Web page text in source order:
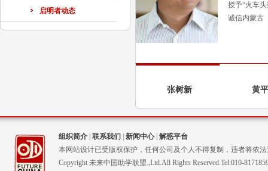
启明者动态
授予“火车
诚信内蒙古
张树新 黄
组织简介 联系我们 新闻中心| 解惑平台
本网站设计已受版权保护，任何公司及个人不得复制，违者将依
Copyright 未来中国助学联盟.,Ltd.All Rights Reserved.Tel:010-